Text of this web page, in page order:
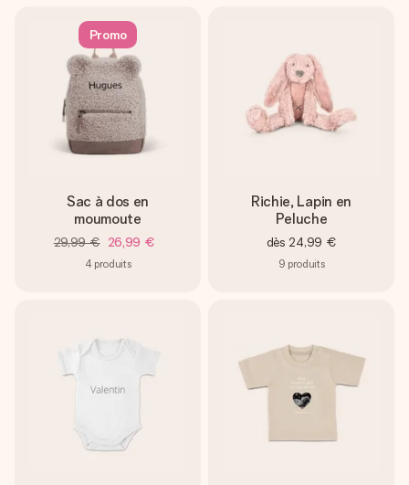
Promo
Sac à dos en
moumoute
29,99 € 26,99 €
4 produits
Richie, Lapin en
Peluche
dès 24,99 €
9 produits